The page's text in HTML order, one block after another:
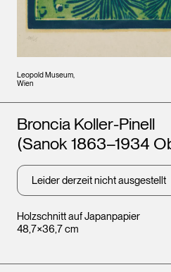
Leopold Museum,
Wien
Holzschnitt auf Japanpapier
48,7×36,7 cm
Künstler*innen
Broncia Koller-Pinell
(Sanok 1863–1934
Leider derzeit nicht ausgestellt